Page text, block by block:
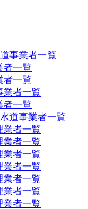
事業者一覧
者一覧
者一覧
業者一覧
者一覧
道事業者一覧
業者一覧
業者一覧
業者一覧
業者一覧
業者一覧
業者一覧
業者一覧